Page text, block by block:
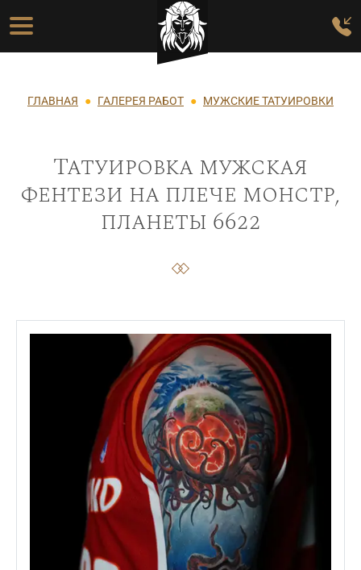
Перейти к основному содержанию
Основная навигация
Строка навигации
ГЛАВНАЯ ГАЛЕРЕЯ РАБОТ МУЖСКИЕ ТАТУИРОВКИ
Татуировка мужская
фентези на плече монстр,
планеты 6622